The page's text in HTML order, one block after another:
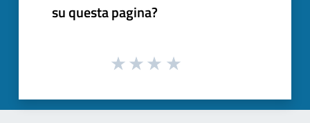
su questa pagina?